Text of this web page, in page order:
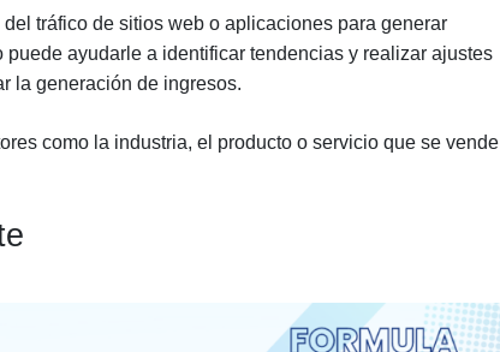
tráfico de sitios web o aplicaciones para generar
ayudarle a identificar tendencias y realizar ajustes
la generación de ingresos.
como la industria, el producto o servicio que se vende